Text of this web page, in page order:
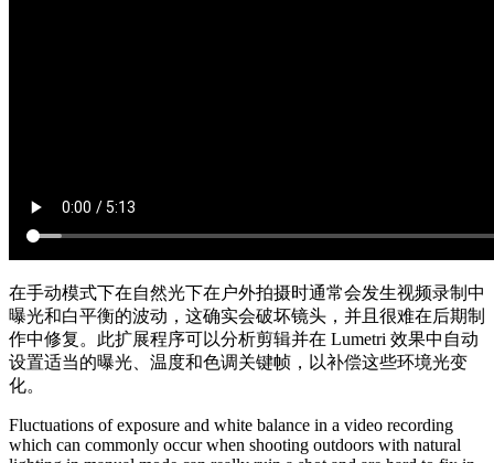
在手动模式下在自然光下在户外拍摄时通常会发生视频录制中
曝光和白平衡的波动，这确实会破坏镜头，并且很难在后期制
作中修复。此扩展程序可以分析剪辑并在 Lumetri 效果中自动
设置适当的曝光、温度和色调关键帧，以补偿这些环境光变
化。
Fluctuations of exposure and white balance in a video recording
which can commonly occur when shooting outdoors with natural